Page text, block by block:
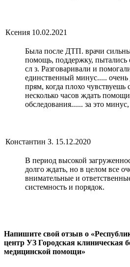
Ксения 10.02.2021
Была после ДТП. врачи
помощь, поддержку, пытались
сл з. Разговаривали и
единственный минус..... очень
прям, когда плохо чувствуешь
несколько часов ждать
обследования...... за это
Константин З. 15.12.2020
В период высокой
долго ждать, но в целом все
внимательные и
системность и порядок.
Напишите свой отзыв о
центр УЗ Городская клиническая
медицинской помощи»